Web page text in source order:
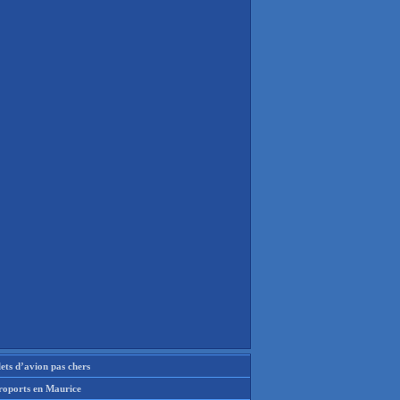
d’avion pas chers
en Maurice